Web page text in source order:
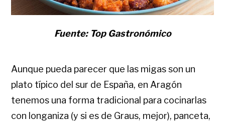
Fuente: Top Gastronómico
Aunque pueda parecer que las migas son un
plato típico del sur de España, en Aragón
tenemos una forma tradicional para cocinarlas
con longaniza (y si es de Graus, mejor), panceta,